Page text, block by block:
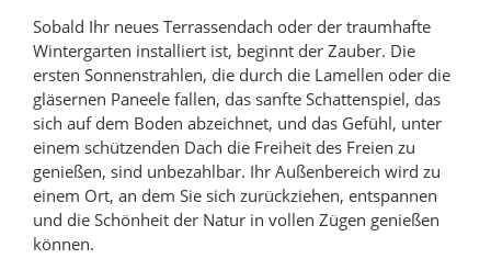
Sobald Ihr neues Terrassendach oder der traumhafte
Wintergarten installiert ist, beginnt der Zauber. Die
ersten Sonnenstrahlen, die durch die Lamellen oder die
gläsernen Paneele fallen, das sanfte Schattenspiel, das
sich auf dem Boden abzeichnet, und das Gefühl, unter
einem schützenden Dach die Freiheit des Freien zu
genießen, sind unbezahlbar. Ihr Außenbereich wird zu
einem Ort, an dem Sie sich zurückziehen, entspannen
und die Schönheit der Natur in vollen Zügen genießen
können.